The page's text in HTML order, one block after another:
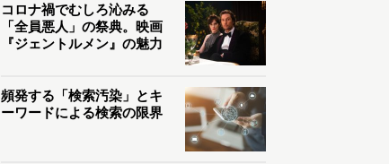
コロナ禍でむしろ沁みる
「全員悪人」の祭典。映画
『ジェントルメン』の魅力
頻発する「検索汚染」とキ
ーワードによる検索の限界